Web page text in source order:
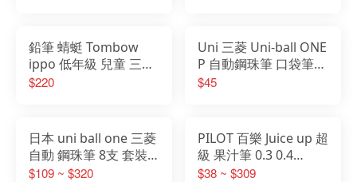
鉛筆 蜻蜓 Tombow
ippo 低年級 兒童 三角
練習筆
$220
Uni 三菱 Uni-ball ONE
P 自動鋼珠筆 口袋筆筆
芯0.38 0.5mm
$45
日本 uni ball one 三菱
自動 鋼珠筆 8支 套裝
組
$109 ~ $320
PILOT 百樂 Juice up 超
級 果汁筆 0.3 0.4
0.5mm 圓珠筆
$38 ~ $309